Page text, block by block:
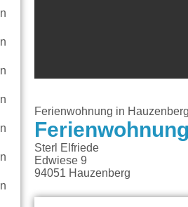
Ferienwohnung in Hauzenberg
Sterl Elfriede
Edwiese 9
94051 Hauzenberg